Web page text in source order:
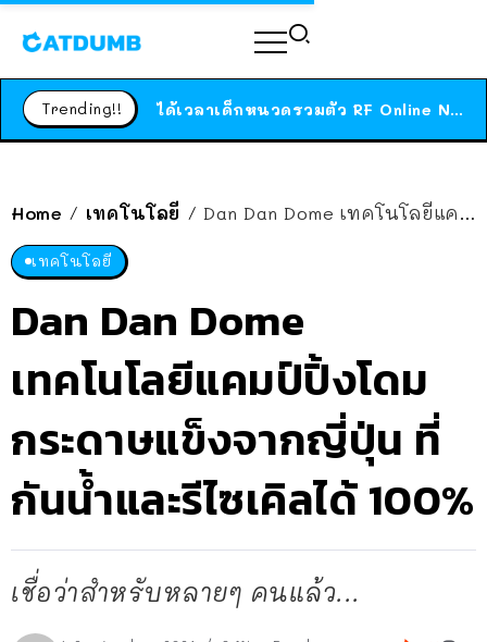
Trending!! ได้เวลาเด็กหนวดรวมตัว RF Online Next เปิดให้เล่นแล้ว เกม Sci-Fi MMORPG ระดับตำนาน เล่นได้ทั้งมือถือและ PC
Home / เทคโนโลยี / Dan Dan Dome เทคโนโลยีแคมป์ปิ้งโดมกระดาษแข็งจากญี่ปุ่น ที่กันน้ำและรีไซเคิลได้ 100%
เทคโนโลยี
Dan Dan Dome
เทคโนโลยีแคมป์ปิ้งโดม
กระดาษแข็งจากญี่ปุ่น ที่
กันน้ำและรีไซเคิลได้ 100%
เชื่อว่าสำหรับหลายๆ คนแล้ว...